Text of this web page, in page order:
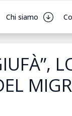
Chi siamo